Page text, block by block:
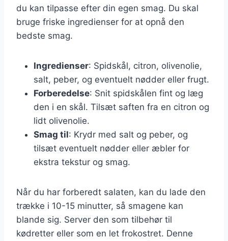
du kan tilpasse efter din egen smag. Du skal
bruge friske ingredienser for at opnå den
bedste smag.
Ingredienser: Spidskål, citron, olivenolie,
salt, peber, og eventuelt nødder eller frugt.
Forberedelse: Snit spidskålen fint og læg
den i en skål. Tilsæt saften fra en citron og
lidt olivenolie.
Smag til: Krydr med salt og peber, og
tilsæt eventuelt nødder eller æbler for
ekstra tekstur og smag.
Når du har forberedt salaten, kan du lade den
trække i 10-15 minutter, så smagene kan
blande sig. Server den som tilbehør til
kødretter eller som en let frokostret. Denne